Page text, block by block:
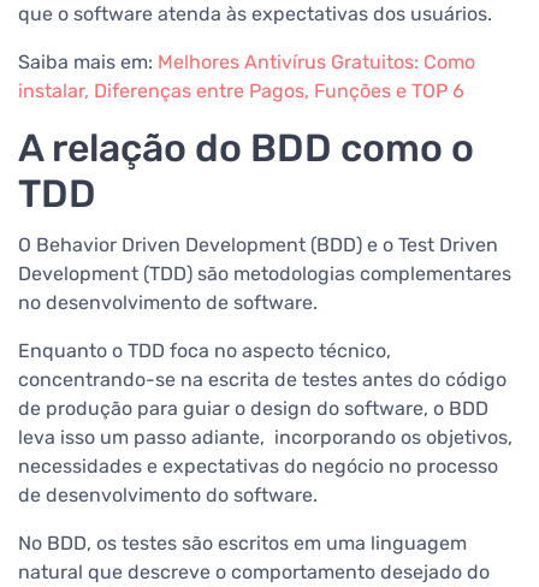
que o software atenda às expectativas dos usuários.
Saiba mais em: Melhores Antivírus Gratuitos: Como
instalar, Diferenças entre Pagos, Funções e TOP 6
A relação do BDD como o
TDD
O Behavior Driven Development (BDD) e o Test Driven
Development (TDD) são metodologias complementares
no desenvolvimento de software.
Enquanto o TDD foca no aspecto técnico,
concentrando-se na escrita de testes antes do código
de produção para guiar o design do software, o BDD
leva isso um passo adiante, incorporando os objetivos,
necessidades e expectativas do negócio no processo
de desenvolvimento do software.
No BDD, os testes são escritos em uma linguagem
natural que descreve o comportamento desejado do